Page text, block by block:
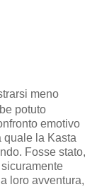
meno
potuto
emotivo
quale la Kasta
Fosse stato,
loro avventura,